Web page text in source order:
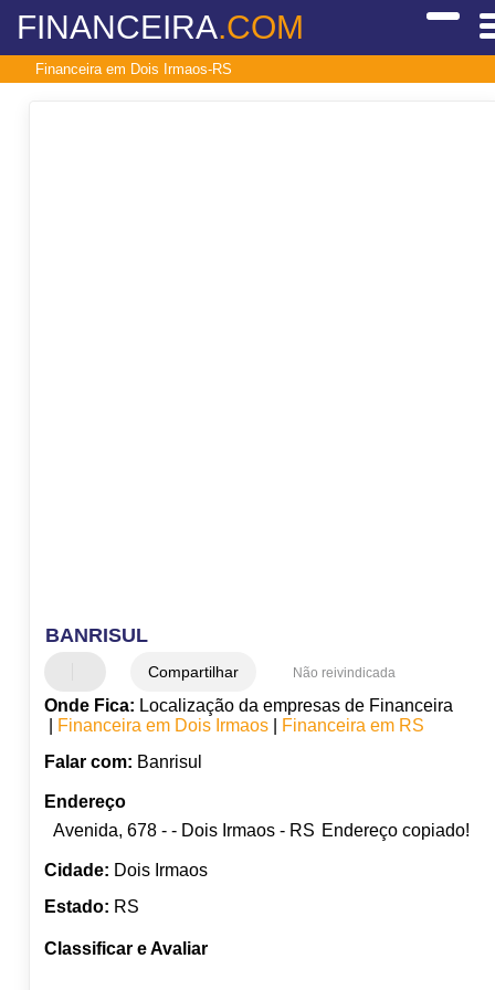
FINANCEIRA.COM
Financeira em Dois Irmaos-RS
BANRISUL
Compartilhar Não reivindicada
Onde Fica: Localização da empresas de Financeira
Financeira em Dois Irmaos|
Financeira em RS
Falar com: Banrisul
Endereço
Avenida, 678 - - Dois Irmaos - RS Endereço copiado!
Cidade: Dois Irmaos
Estado: RS
Classificar e Avaliar